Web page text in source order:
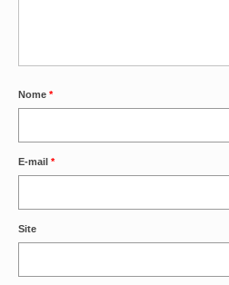
Nome *
E-mail *
Site